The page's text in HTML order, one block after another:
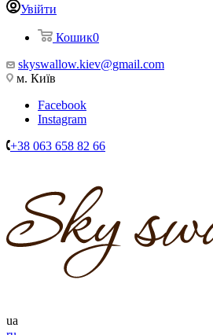
Увійти
Кошик0
skyswallow.kiev@gmail.com
м. Київ
Facebook
Instagram
+38 063 658 82 66
ua